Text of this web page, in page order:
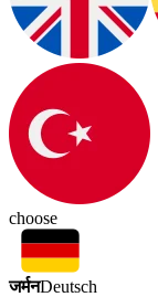
choose
जर्मनDeutsch